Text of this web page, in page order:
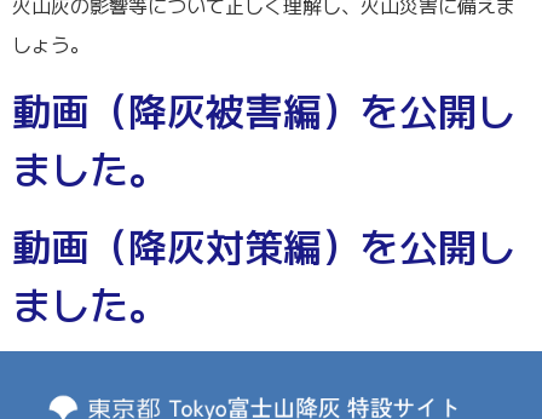
しょう。
動画（降灰被害編）を公開し
ました。
動画（降灰対策編）を公開し
ました。